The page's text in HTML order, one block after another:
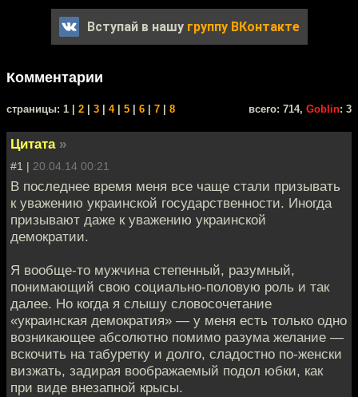
Вступай в нашу группу ВКонтакте
Комментарии
cтраницы: 1 | 2 3 4| 5 6 7 8 всего: 714, Goblin: 3
Цитата »
#1 | 20.04.14 00:21
В последнее время меня все чаще стали призывать
к уважению украинской государственности. Иногда
призывают даже к уважению украинской
демократии.
Я вообще-то мужчина степенный, разумный,
понимающий свою социально-половую роль и так
далее. Но когда я слышу словосочетание
«украинская демократия» — у меня есть только одно
возникающее абсолютно помимо разума желание —
вскочить на табуретку и долго, сладостно по-женски
визжать, задирая воображаемый подол юбки, как
при виде внезапной крысы.